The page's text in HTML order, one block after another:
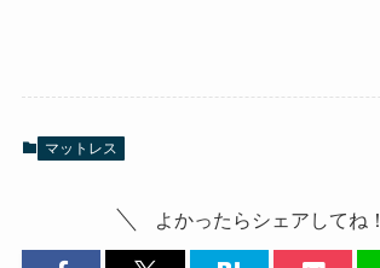
マットレス
よかったらシェアしてね！